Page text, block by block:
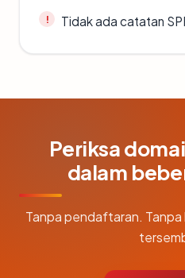
Tidak ada catatan
Periksa
dalam
Tanpa pendaftaran.